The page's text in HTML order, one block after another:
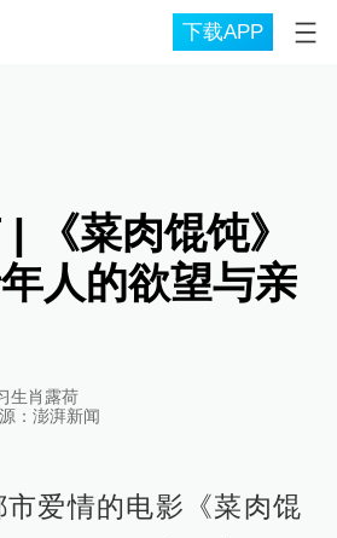
下载APP
《菜肉馄饨》
人的欲望与亲
生肖露荷
： 澎湃新闻
爱情的电影《菜肉馄